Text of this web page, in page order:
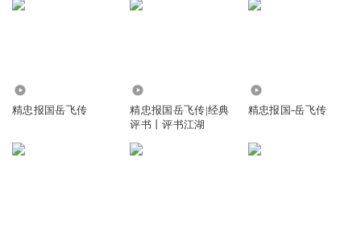
精忠报国岳飞传
精忠报国岳飞传|经典
评书丨评书江湖
精忠报国-岳飞传